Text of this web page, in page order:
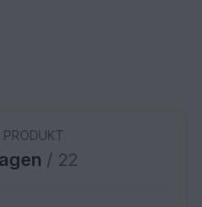
PRODUKT
/ 22